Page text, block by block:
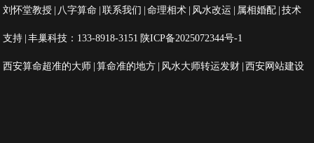
刘怀堂教授 | 八字算命 |联系我们 |命理相术 | 风水改运 | 属相婚配 |技术
支持 | 丰巢科技：133-8918-3151 陕ICP备2025072344号-1
西安算命超准的大师 |算命准的地方 | 风水大师转运发财 |西安网站建设